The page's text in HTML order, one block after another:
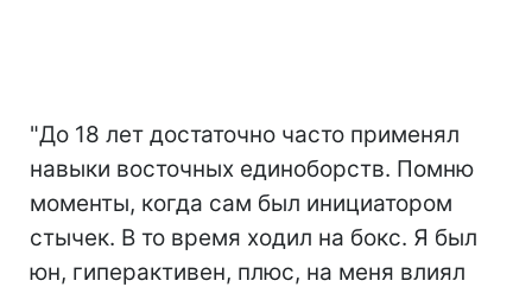
"До 18 лет достаточно часто применял
навыки восточных единоборств. Помню
моменты, когда сам был инициатором
стычек. В то время ходил на бокс. Я был
юн, гиперактивен, плюс, на меня влиял